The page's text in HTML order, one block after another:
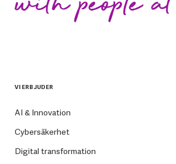
VI ERBJUDER
AI & Innovation
Cybersäkerhet
Digital transformation